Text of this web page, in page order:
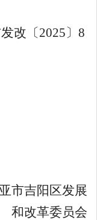
改 〔2025〕8
市吉阳区发展
和改革委员会